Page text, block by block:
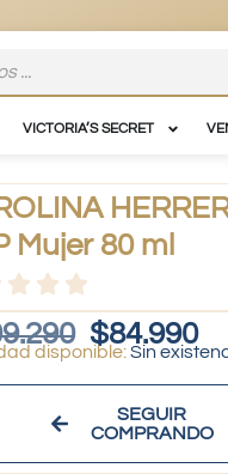
VICTORIA’S SECRET
Mujer 80 ml
$84.990
Sin
SEGUIR
COMPRANDO